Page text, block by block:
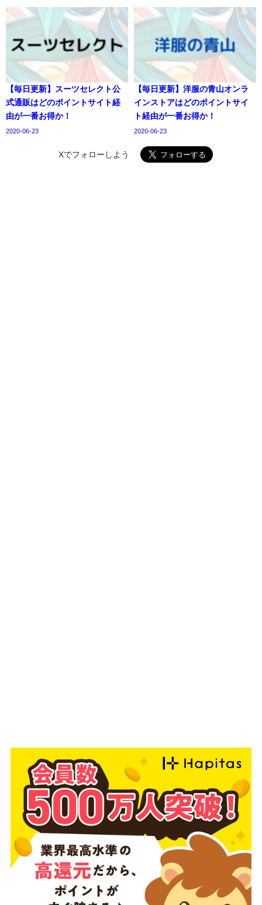
【毎日更新】スーツセレクト公
式通販はどのポイントサイト経
由が一番お得か！
2020-06-23
【毎日更新】洋服の青山オンラ
インストアはどのポイントサイ
ト経由が一番お得か！
2020-06-23
Xでフォローしよう